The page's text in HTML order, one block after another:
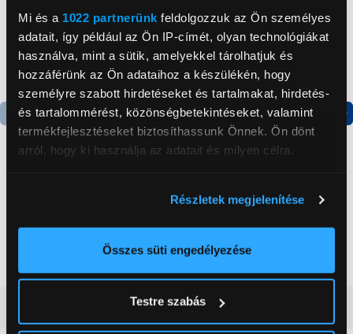
Mi és a 1022 partnerünk feldolgozzuk az Ön személyes
adatait, így például az Ön IP-címét, olyan technológiákat
használva, mint a sütik, amelyekkel tárolhatjuk és
hozzáférünk az Ön adataihoz a készülékén, hogy
személyre szabott hirdetéseket és tartalmakat, hirdetés-
és tartalommérést, közönségbetekintéseket, valamint
termékfejlesztéseket biztosíthassunk Önnek. Ön dönt
arról, hogy ki használja az adatait és milyen célra.
elhelyezkedéséről pár méteres pontossággal
Az Ön készülékén beazonosítása annak konkrét
módjairól és adja meg preferenciáit aRészletek
pontban. Bármikor módosíthatja vagy visszavonhatja a
Részletek megjelenítése
Összes süti engedélyezése
Testre szabás
Termék adatlap Termék adatlap
Alulfagyasztós
179 999 Ft
(2)